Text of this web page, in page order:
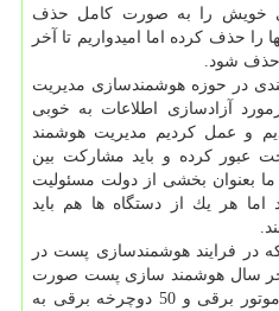
خویش را به صورت كامل حذف
را حذف كرده اما امیدواریم تا آخر
شود.
در حوزه هوشمندسازی مدیریت
آزادسازی اطلاعات به خوبی
و عمل كردیم مدیریت هوشمند
عبور كرده و باید مشاركت بین
بعنوان بخشی از دولت مسئولیت
اما هر یك از دستگاه ها هم باید
كه در فرایند هوشمندسازی پست در
سال هوشمند سازی پست صورت
خواهد گرفت، اظهار نمود: 200 موتور برقی و 50 دوچرخه برقی به